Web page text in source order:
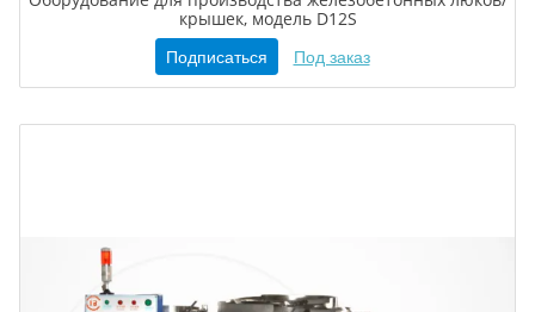
крышек, модель D12S
Подписаться Под заказ